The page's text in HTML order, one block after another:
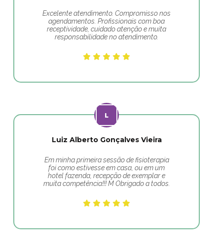
Excelente atendimento. Compromisso nos
agendamentos. Profissionais com boa
receptividade, cuidado atenção e muita
responsabilidade no atendimento.
Luiz Alberto Gonçalves Vieira
Em minha primeira sessão de fisioterapia
foi como estivesse em casa, ou em um
hotel fazenda, recepção de exemplar e
muita competência!!! M Obrigado a todos.